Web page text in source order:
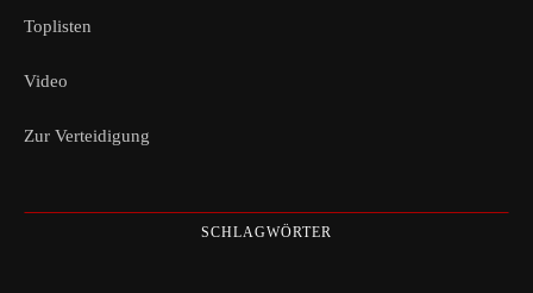
Toplisten
Video
Zur Verteidigung
SCHLAGWÖRTER